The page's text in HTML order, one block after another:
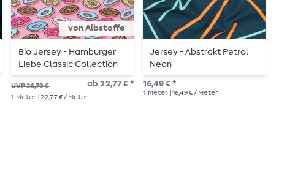
von Albstoffe
Bio Jersey - Hamburger
Liebe Classic Collection
Donuts Rosa
UVP 26,79 € ab 22,77 € *
1 Meter | 22,77 € / Meter
Jersey - Abstrakt Petrol
Neon
16,49 € *
1 Meter | 16,49 € / Meter